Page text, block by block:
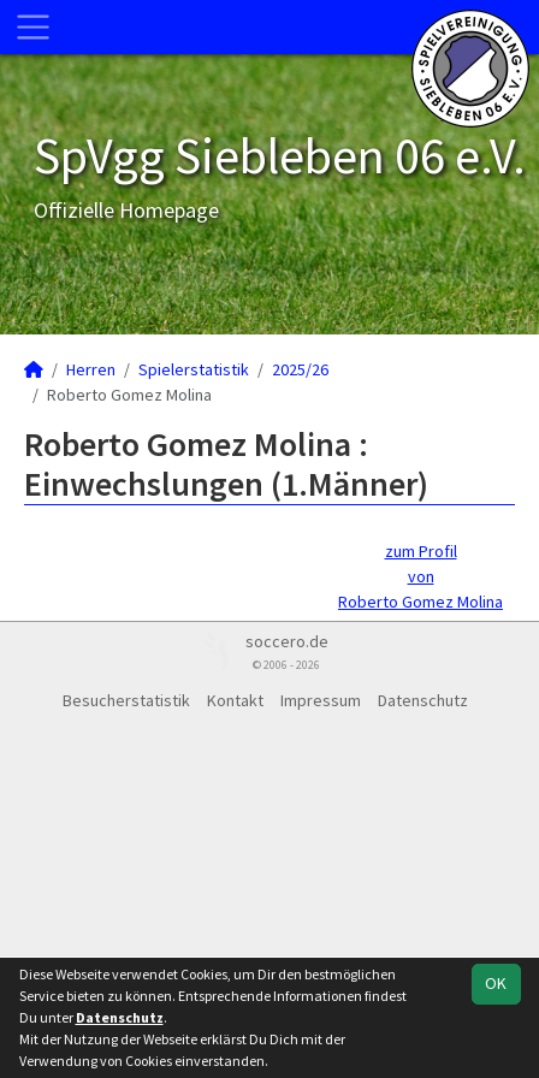
SpVgg Siebleben 06 e.V.
Offizielle Homepage
Herren Spielerstatistik
2025/26
Roberto Gomez Molina
Roberto Gomez Molina :
Einwechslungen (1.Männer)
zum Profil
von
Roberto Gomez Molina
soccero.de
© 2006 - 2026
Besucherstatistik Kontakt Impressum Datenschutz
OK
Diese Webseite verwendet Cookies, um Dir den bestmöglichen
Service bieten zu können. Entsprechende Informationen findest
Du unter Datenschutz.
Mit der Nutzung der Webseite erklärst Du Dich mit der
Verwendung von Cookies einverstanden.